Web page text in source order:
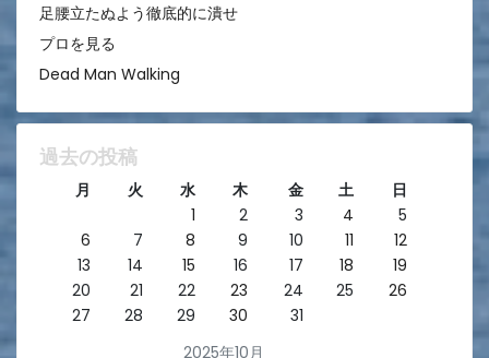
足腰立たぬよう徹底的に潰せ
プロを見る
Dead Man Walking
過去の投稿
2025年10月
月 火 水 木 金 土
日
1
2 3 4
5
6
7 8 9 10 11
12
13
14 15 16 17 18
19
20
21 22 23 24 25
26
27
28 29 30 31